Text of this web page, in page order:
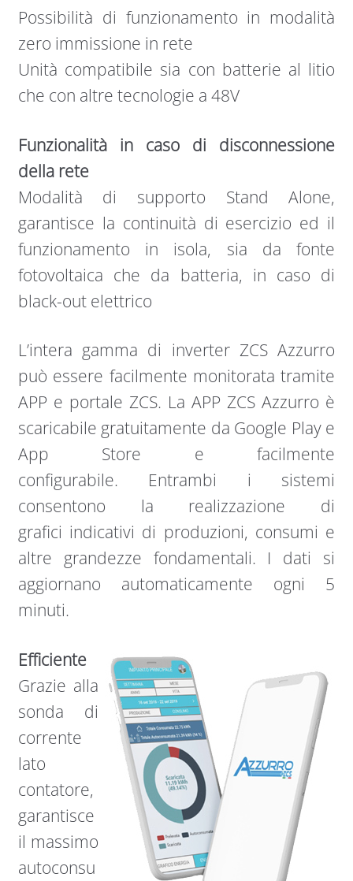
Possibilità di funzionamento in modalità
zero immissione in rete
Unità compatibile sia con batterie al litio
che con altre tecnologie a 48V
Funzionalità in caso di disconnessione
della rete
Modalità di supporto Stand Alone,
garantisce la continuità di esercizio ed il
funzionamento in isola, sia da fonte
fotovoltaica che da batteria, in caso di
black-out elettrico
L’intera gamma di inverter ZCS Azzurro
può essere facilmente monitorata tramite
APP e portale ZCS. La APP ZCS Azzurro è
scaricabile gratuitamente da Google Play e
App Store e facilmente
configurabile. Entrambi i sistemi
consentono la realizzazione di
grafici indicativi di produzioni, consumi e
altre grandezze fondamentali. I dati si
aggiornano automaticamente ogni 5
minuti.
Efficiente
Grazie alla
sonda di
corrente
lato
contatore,
garantisce
il massimo
autoconsu